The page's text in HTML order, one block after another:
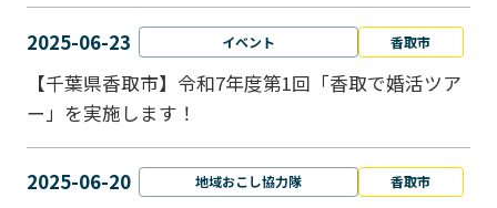
2025-06-23 イベント 香取市
【千葉県香取市】令和7年度第1回「香取で婚活ツア
ー」を実施します！
2025-06-20 地域おこし協力隊 香取市